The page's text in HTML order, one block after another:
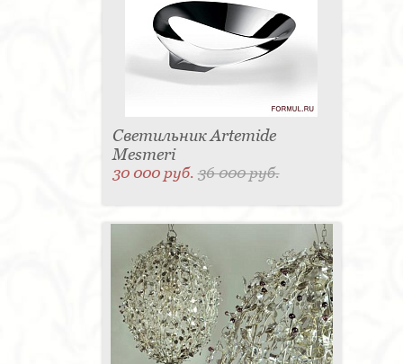
Светильник Artemide
Mesmeri
30 000 руб.36 000 руб.